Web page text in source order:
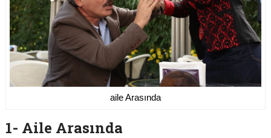
aile Arasında
1- Aile Arasında